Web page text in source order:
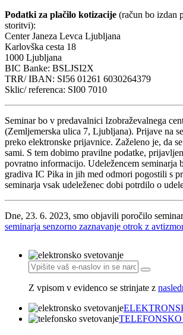
Podatki za plačilo kotizacije (račun bo izdan
storitvi):
Center Janeza Levca Ljubljana
Karlovška cesta 18
1000 Ljubljana
BIC Banke: BSLJSI2X
TRR/ IBAN: SI56 01261 6030264379
Sklic/ referenca: SI00 7010
Seminar bo v predavalnici Izobraževalnega
(Zemljemerska ulica 7, Ljubljana). Prijave na
preko elektronske prijavnice. Zaželeno je, da
sami. S tem dobimo pravilne podatke,
povratno informacijo. Udeležencem seminarja
gradiva IC Pika in jih med odmori pogostili s
seminarja vsak udeleženec dobi potrdilo o
Dne, 23. 6. 2023, smo objavili poročilo
seminarja senzorno zaznavanje otrok z
Z vpisom v evidenco se strinjate z